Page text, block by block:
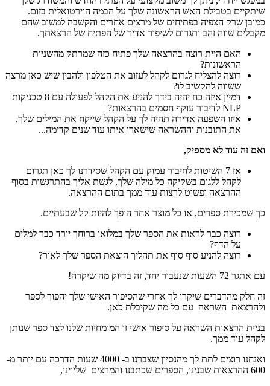
שיתקיים בטבילת האש הראשונה שלך על הבמה הוירטואלית בזום.
כמובן שרק הצפיה בפתיחים של מרצים אחרים והקשבה למשוב שהם
מקבלים שווה זהב ותגרום לשיפור אדיר של הפתיח של הרצאתך.
האם היית רוצה בהרצאה שלך פתיח כזה שמרתק מהשניות
הראשונות?
רוצה להצליח לגרום לקהל לעזוב את הטלפון ולהבין שיש כאן מרצה
ששווה להקשיב לו?
דמיין איזה כח יהיה בידך להניע את הקהל לפעולה עם 8 טכניקות
NLP לדיבור עוקף חסמים בהרצאות?
איזו השפעה אדירה תהיה לך על הקהל שייקח את המילים שלך,
את התובנות וההשראה שישארו איתו עוד שנים קדימה...
ואם זה עוד לא מספיק,
אז 7 השיטות לחיבור עמוק עם הקהל שסידרנו לך כאן תגרום
לקהל ללגום בשקיקה כל מילה שלך, לגשת אליך בהתרגשות בסוף
ההרצאה ופשוט לרצות עוד ממך בתום ההרצאה.
כך שמכירת ספרים, או כל מוצר אחר הופך להיות קל שבעתיים.
רוצה כבר לראות את הספר שלך במלואו ברוחך יורד כבר למלים
על הדף?
רוצה להניע סוף סוף את תהליך הוצאת הספר שלך לאור?
עם אתגר 72 השעות שנעבור יחד, זה בדיוק מה שיקרה!
זה חלק מהדברים שיקרו לך אחרי שהסיפור האישי שלך יהפוך לספר
ולהרצאת השראה עם כל מה שקיבלת כאן.
בניית הרצאות השראה על סיפור אישי זו המומחיות שלנו לצד ספר שנותן
לקהל עוד ממך.
ואנחנו רוצים לתת לך מהנסיון שצברנו ב- 4000 שעות הדרכה עם יותר מ-
600 ההרצאות שבנינו, הספרים שכתבנו והמרצים שליוינו,